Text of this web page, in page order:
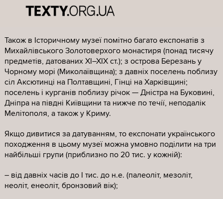
Виокремити українське
території сучасної України, виявилося непросто, бо, по-
перше, у багатьох експонатів просто не заповнені
комірки “місце знахідки”, “археологічна памʼятка”,
“країна походження” тощо.
По-друге, у комірці “країна походження” в каталозі
відкритих даних росіяни часто вказують лише
“Византия”, “Римская республика”, “Боспорское
йдеться про історичні цінності, вивезені з Криму та
інших куточків сучасної України. Але якщо не вказано
саме місце знахідки, то не факт, що предмет вивезли з
території Росії.
Також в Історичному музеї помітно багато експонатів з
Михайлівського Золотоверхого монастиря (понад тисячу
предметів, датованих XI–XIX ст.); з острова Березань у
Чорному морі (Миколаївщина); з давніх поселень поблизу
сіл Аксютинці на Полтавщині, Гінці на Харківщині;
поселень і курганів поблизу річок — Дністра на Буковині,
Дніпра на півдні Київщини та нижче по течії, неподалік
Мелітополя, а також у Криму.
Якщо дивитися за датуванням, то експонати українського
походження в цьому музеї можна умовно поділити на три
найбільші групи (приблизно по 20 тис. у кожній):
– від давніх часів до І тис. до н.е. (палеоліт, мезоліт,
неоліт, енеоліт, бронзовий вік);